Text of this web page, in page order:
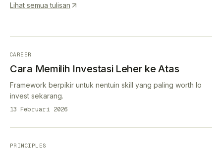
Lihat semua tulisan
CAREER
Cara Memilih Investasi Leher ke Atas
Framework berpikir untuk nentuin skill yang paling worth lo
invest sekarang.
13 Februari 2026
PRINCIPLES